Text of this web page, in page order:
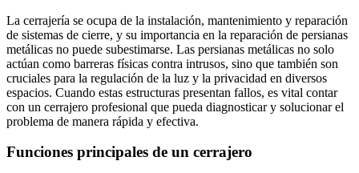
La cerrajería se ocupa de la instalación, mantenimiento y reparación
de sistemas de cierre, y su importancia en la reparación de persianas
metálicas no puede subestimarse. Las persianas metálicas no solo
actúan como barreras físicas contra intrusos, sino que también son
cruciales para la regulación de la luz y la privacidad en diversos
espacios. Cuando estas estructuras presentan fallos, es vital contar
con un cerrajero profesional que pueda diagnosticar y solucionar el
problema de manera rápida y efectiva.
Funciones principales de un cerrajero